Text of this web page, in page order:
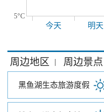
5°C
今天 明天
周边地区 | 周边景点
黑鱼湖生态旅游度假